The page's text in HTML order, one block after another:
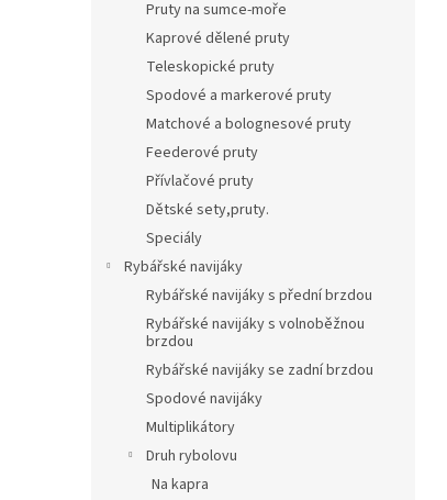
Pruty na sumce-moře
Kaprové dělené pruty
Teleskopické pruty
Spodové a markerové pruty
Matchové a bolognesové pruty
Feederové pruty
Přívlačové pruty
Dětské sety,pruty.
Speciály
Rybářské navijáky
Rybářské navijáky s přední brzdou
Rybářské navijáky s volnoběžnou
brzdou
Rybářské navijáky se zadní brzdou
Spodové navijáky
Multiplikátory
Druh rybolovu
Na kapra